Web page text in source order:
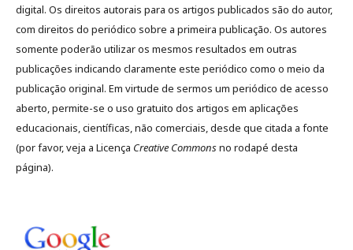
digital. Os direitos autorais para os artigos publicados são do autor,
com direitos do periódico sobre a primeira publicação. Os autores
somente poderão utilizar os mesmos resultados em outras
publicações indicando claramente este periódico como o meio da
publicação original. Em virtude de sermos um periódico de acesso
aberto, permite-se o uso gratuito dos artigos em aplicações
educacionais, científicas, não comerciais, desde que citada a fonte
(por favor, veja a Licença Creative Commonsno rodapé desta
página).